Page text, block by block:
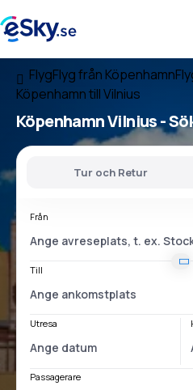
FlygFlyg från Köpenhamn
Köpenhamn till Vilnius
Köpenhamn Vilnius-
Tur och Retur
Från
Till
Utresa
Passagerare